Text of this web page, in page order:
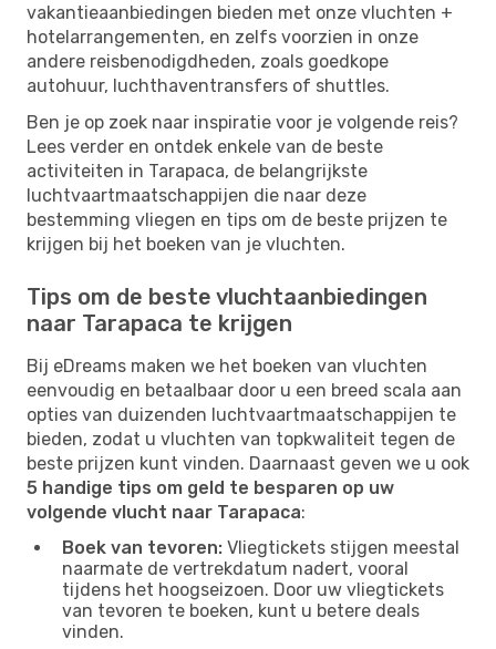
vakantieaanbiedingen bieden met onze vluchten +
hotelarrangementen, en zelfs voorzien in onze
andere reisbenodigdheden, zoals goedkope
autohuur, luchthaventransfers of shuttles.
Ben je op zoek naar inspiratie voor je volgende reis?
Lees verder en ontdek enkele van de beste
activiteiten in Tarapaca, de belangrijkste
luchtvaartmaatschappijen die naar deze
bestemming vliegen en tips om de beste prijzen te
krijgen bij het boeken van je vluchten.
Tips om de beste vluchtaanbiedingen
naar Tarapaca te krijgen
Bij eDreams maken we het boeken van vluchten
eenvoudig en betaalbaar door u een breed scala aan
opties van duizenden luchtvaartmaatschappijen te
bieden, zodat u vluchten van topkwaliteit tegen de
beste prijzen kunt vinden. Daarnaast geven we u ook
5 handige tips om geld te besparen op uw
volgende vlucht naar Tarapaca:
Boek van tevoren: Vliegtickets stijgen meestal
naarmate de vertrekdatum nadert, vooral
tijdens het hoogseizoen. Door uw vliegtickets
van tevoren te boeken, kunt u betere deals
vinden.